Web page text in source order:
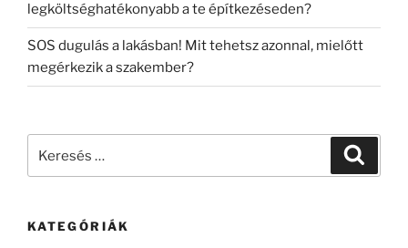
legköltséghatékonyabb a te építkezéseden?
SOS dugulás a lakásban! Mit tehetsz azonnal, mielőtt
megérkezik a szakember?
KATEGÓRIÁK